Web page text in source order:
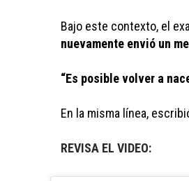
Bajo este contexto, el
nuevamente envió un
“Es posible volver a
En la misma línea,
REVISA EL VIDEO: